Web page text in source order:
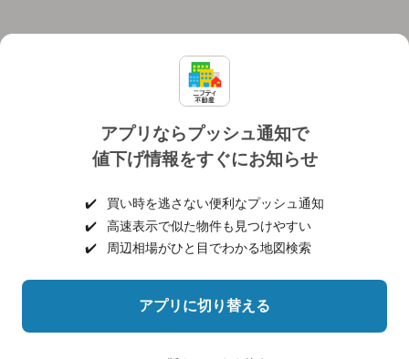
アプリならプッシュ通知で
値下げ情報をすぐにお知らせ
✔️
買い時を逃さない便利なプッシュ通知
✔️
高速表示で似た物件も見つけやすい
✔️
周辺相場がひと目でわかる地図検索
アプリに切り替える
個人情報保護ポリシー 利用規約
ヘルプ・お問い合わせ 採用情報
©NIFTY Lifestyle Co., Ltd.